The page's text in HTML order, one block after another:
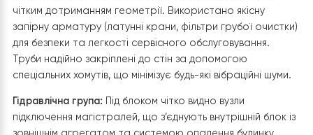
електрокотел може виконувати роль резервного або
пікового догрівача.
Настінний монтаж та ергономіка:Блок закріплений на
стіні на оптимальній висоті. Компактний корпус
виглядає сучасно та лаконічно, ідеально вписуючись у
простір котельні.